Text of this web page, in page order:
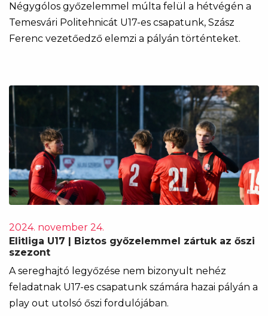
Négygólos győzelemmel múlta felül a hétvégén a
Temesvári Politehnicát U17-es csapatunk, Szász
Ferenc vezetőedző elemzi a pályán történteket.
2024. november 24.
Elitliga U17 | Biztos győzelemmel zártuk az őszi
szezont
A sereghajtó legyőzése nem bizonyult nehéz
feladatnak U17-es csapatunk számára hazai pályán a
play out utolsó őszi fordulójában.